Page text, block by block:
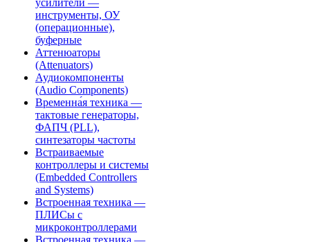
усилители —
инструменты, ОУ
(операционные),
буферные
Аттенюаторы
(Attenuators)
Аудиокомпоненты
(Audio Components)
Временна́я техника —
тактовые генераторы,
ФАПЧ (PLL),
синтезаторы частоты
Встраиваемые
контроллеры и системы
(Embedded Controllers
and Systems)
Встроенная техника —
ПЛИСы с
микроконтроллерами
Встроенная техника —